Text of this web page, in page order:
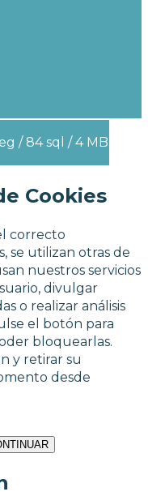
/ 84 sql / 4 MB
Cookies
correcto
se utilizan otras de
nuestros servicios
divulgar
o realizar análisis
el botón para
bloquearlas.
y retirar su
desde